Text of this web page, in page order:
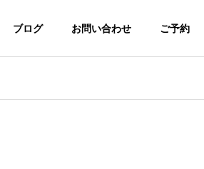
ブログ お問い合わせ ご予約